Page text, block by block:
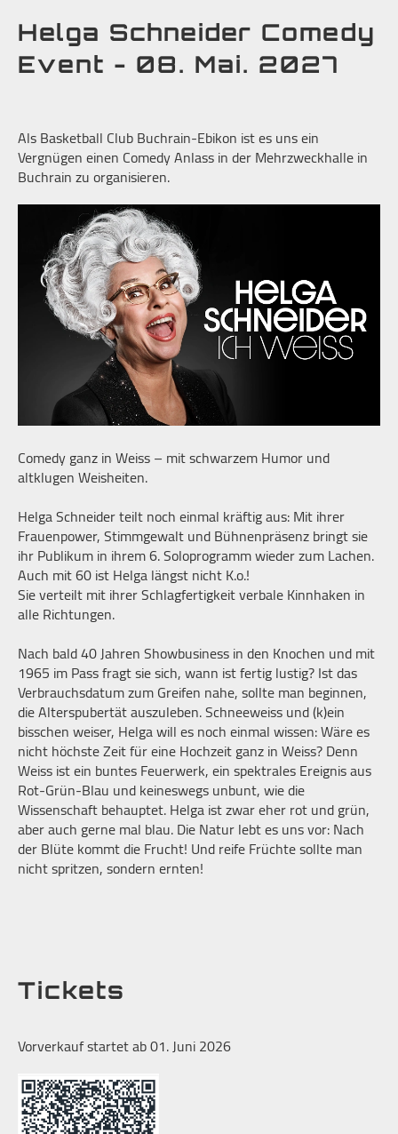
Helga Schneider Comedy
Event - 08. Mai. 2027
Als Basketball Club Buchrain-Ebikon ist es uns ein
Vergnügen einen Comedy Anlass in der Mehrzweckhalle in
Buchrain zu organisieren.
Comedy ganz in Weiss – mit schwarzem Humor und
altklugen Weisheiten.
Helga Schneider teilt noch einmal kräftig aus: Mit ihrer
Frauenpower, Stimmgewalt und Bühnenpräsenz bringt sie
ihr Publikum in ihrem 6. Soloprogramm wieder zum Lachen.
Auch mit 60 ist Helga längst nicht K.o.!
Sie verteilt mit ihrer Schlagfertigkeit verbale Kinnhaken in
alle Richtungen.
Nach bald 40 Jahren Showbusiness in den Knochen und mit
1965 im Pass fragt sie sich, wann ist fertig lustig? Ist das
Verbrauchsdatum zum Greifen nahe, sollte man beginnen,
die Alterspubertät auszuleben. Schneeweiss und (k)ein
bisschen weiser, Helga will es noch einmal wissen: Wäre es
nicht höchste Zeit für eine Hochzeit ganz in Weiss? Denn
Weiss ist ein buntes Feuerwerk, ein spektrales Ereignis aus
Rot-Grün-Blau und keineswegs unbunt, wie die
Wissenschaft behauptet. Helga ist zwar eher rot und grün,
aber auch gerne mal blau. Die Natur lebt es uns vor: Nach
der Blüte kommt die Frucht! Und reife Früchte sollte man
nicht spritzen, sondern ernten!
Tickets
Vorverkauf startet ab 01. Juni 2026